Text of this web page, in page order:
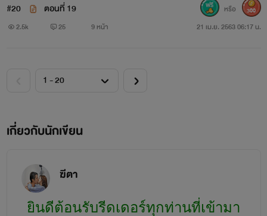
#20 ตอนที่ 19
2.5k 25 9 หน้า 21 เม.ย. 2563 06:17 น.
หรือ 300
เกี่ยวกับนักเขียน
ฆีตา
ยินดีต้อนรับรีดเดอร์ทุกท่านที่เข้ามา